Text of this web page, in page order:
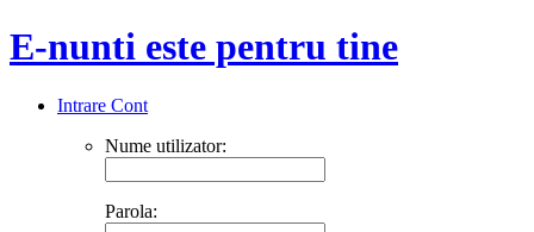
E-nunti este pentru tine
Intrare Cont
Nume utilizator:
Parola: